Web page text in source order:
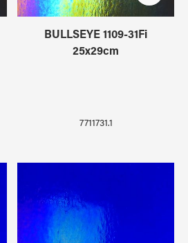
BULLSEYE 1109-31Fi
25x29cm
7711731.1